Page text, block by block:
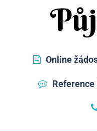
Online